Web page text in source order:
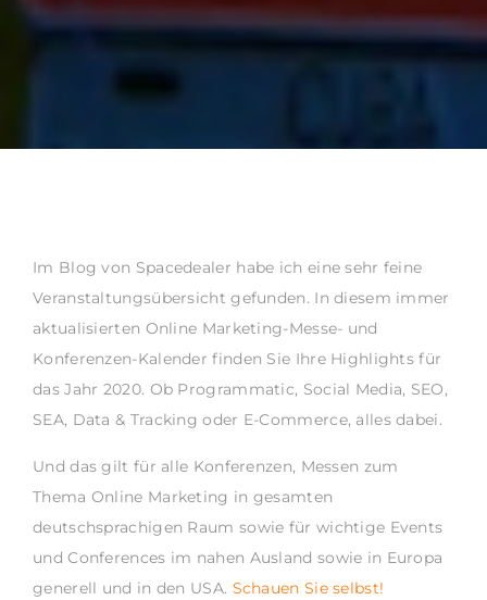
Im Blog von Spacedealer habe ich eine sehr feine
Veranstaltungsübersicht gefunden. In diesem immer
aktualisierten Online Marketing-Messe- und
Konferenzen-Kalender finden Sie Ihre Highlights für
das Jahr 2020. Ob Programmatic, Social Media, SEO,
SEA, Data & Tracking oder E-Commerce, alles dabei.
Und das gilt für alle Konferenzen, Messen zum
Thema Online Marketing in gesamten
deutschsprachigen Raum sowie für wichtige Events
und Conferences im nahen Ausland sowie in Europa
generell und in den USA. Schauen Sie selbst!